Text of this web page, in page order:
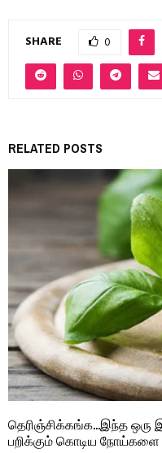
SHARE 0
RELATED POSTS
தெரிஞ்சிக்கங்க…இந்த ஒரு
பறிக்கும் கொடிய நோய்களை